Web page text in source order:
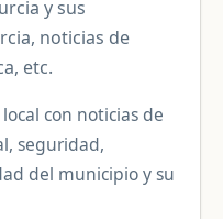
y sus
noticias de
etc.
con noticias de
seguridad,
del municipio y su